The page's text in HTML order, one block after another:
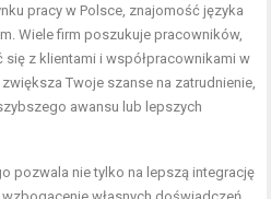
pracy w Polsce, znajomość języka
Wiele firm poszukuje pracowników,
z klientami i współpracownikami w
Twoje szanse na zatrudnienie,
awansu lub lepszych
pozwala nie tylko na lepszą integrację